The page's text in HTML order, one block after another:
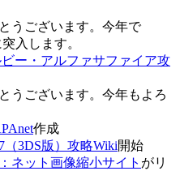
うございます。今年で
入します。
ー・アルファサファイア攻
うございます。今年もよろ
作成
（3DS版）攻略Wiki開始
ネット画像縮小サイト がリ